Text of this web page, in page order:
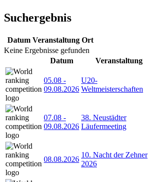
Suchergebnis
Datum Veranstaltung Ort
Keine Ergebnisse gefunden
Datum
Veranstaltung
05.08 -
09.08.2026
U20-
Weltmeisterschaften
07.08 -
09.08.2026
38. Neustädter
Läufermeeting
08.08.2026
10. Nacht der Zehner
2026